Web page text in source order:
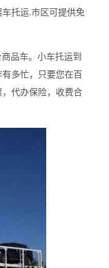
托运.市区可提供免
品车。小车托运到
多忙，只要您在百
代办保险，收费合